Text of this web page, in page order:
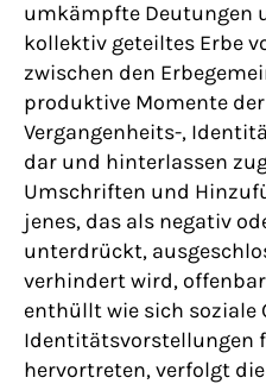
umkämpfte Deutungen
kollektiv geteiltes Erbe
zwischen den
produktive Momente
Vergangenheits-,
dar und hinterlassen
Umschriften und
jenes, das als negativ
unterdrückt,
verhindert wird,
enthüllt wie sich soziale
Identitätsvorstellungen
hervortreten, verfolgt